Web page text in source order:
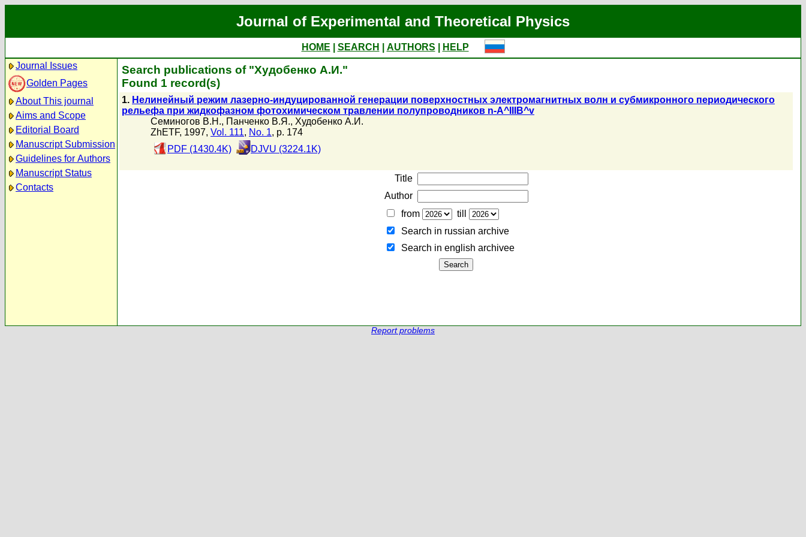
Journal of Experimental and Theoretical Physics
HOME SEARCH AUTHORS
HELP
Journal Issues
Golden Pages
About This journal
Aims and Scope
Editorial Board
Manuscript Submission
Guidelines for Authors
Manuscript Status
Contacts
Search publications of "Худобенко А.И."
Found 1 record(s)
1. Нелинейный режим лазерно-индуцированной генерации поверхностных электромагнитных волн и субмикронного периодического
рельефа при жидкофазном фотохимическом травлении полупроводников n-A^IIIB^v
Семиногов В.Н., Панченко В.Я., Худобенко А.И.
ZhETF, 1997, Vol. 111, No. 1, p. 174
PDF (1430.4K)
DJVU (3224.1K)
Title
Author
from
till
Search in russian archive
Search in english archiveе
Report problems